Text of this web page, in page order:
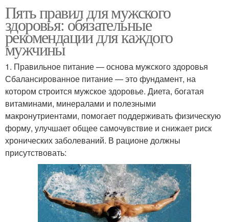
Пять правил для мужского
здоровья: обязательные
рекомендации для каждого
мужчины
1. Правильное питание — основа мужского здоровья
Сбалансированное питание — это фундамент, на
котором строится мужское здоровье. Диета, богатая
витаминами, минералами и полезными
макронутриентами, помогает поддерживать физическую
форму, улучшает общее самочувствие и снижает риск
хронических заболеваний. В рационе должны
присутствовать: